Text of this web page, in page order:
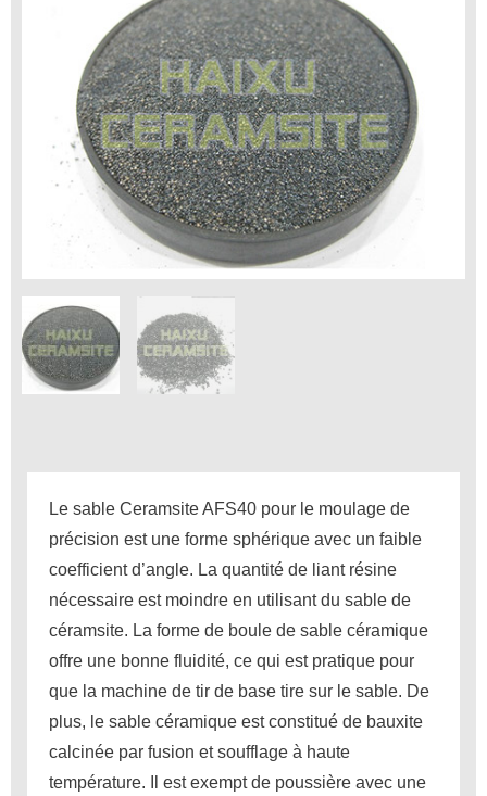
Le sable Ceramsite AFS40 pour le moulage de
précision est une forme sphérique avec un faible
coefficient d’angle. La quantité de liant résine
nécessaire est moindre en utilisant du sable de
céramsite. La forme de boule de sable céramique
offre une bonne fluidité, ce qui est pratique pour
que la machine de tir de base tire sur le sable. De
plus, le sable céramique est constitué de bauxite
calcinée par fusion et soufflage à haute
température.
Il est exempt de poussière avec une